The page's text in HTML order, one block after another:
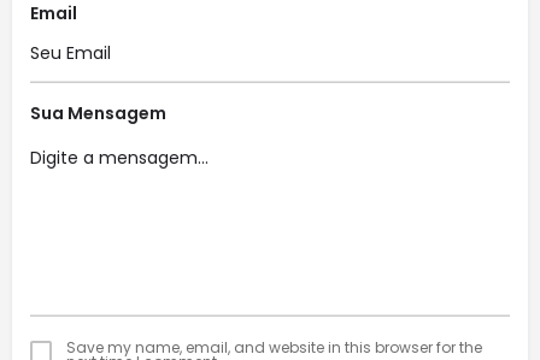
Email
Sua Mensagem
Save my name, email, and website in this browser for the